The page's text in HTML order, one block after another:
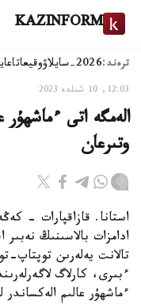
KAZINFORM
ترەند:2026-سايلاۋ وقيعا
12:03, 10 شىلدە 2023
الەمگە اتى ءماشهۇر
وتىرعان
استانا. قازاقپارات -
ادامزات بالاسىنىڭ
تالانت يەلەرىن توپتاپ-
ءماشهۇر عالىم